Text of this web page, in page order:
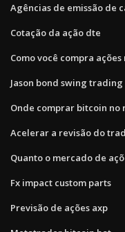
Agências de emissão de
Cotação da ação dte
Como você compra
Jason bond swing trading
Onde comprar bitcoin no
Acelerar a revisão do
Quanto o mercado de
Fx impact custom parts
Previsão de ações axp